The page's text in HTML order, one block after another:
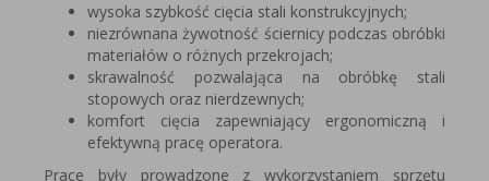
wysoka szybkość cięcia stali konstrukcyjnych;
niezrównana żywotność ściernicy podczas obróbki
materiałów o różnych przekrojach;
skrawalność pozwalająca na obróbkę stali
stopowych oraz nierdzewnych;
komfort cięcia zapewniający ergonomiczną i
efektywną pracę operatora.
Prace były prowadzone z wykorzystaniem sprzętu